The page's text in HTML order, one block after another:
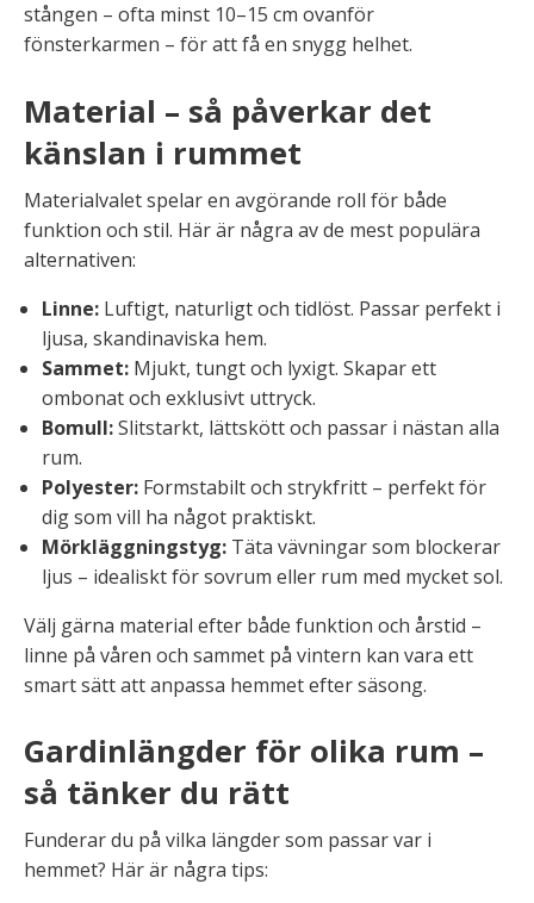
stången – ofta minst 10–15 cm ovanför
fönsterkarmen – för att få en snygg helhet.
Material – så påverkar det
känslan i rummet
Materialvalet spelar en avgörande roll för både
funktion och stil. Här är några av de mest populära
alternativen:
Linne: Luftigt, naturligt och tidlöst. Passar perfekt i
ljusa, skandinaviska hem.
Sammet: Mjukt, tungt och lyxigt. Skapar ett
ombonat och exklusivt uttryck.
Bomull:Slitstarkt, lättskött och passar i nästan alla
rum.
Polyester: Formstabilt och strykfritt – perfekt för
dig som vill ha något praktiskt.
Mörkläggningstyg: Täta vävningar som blockerar
ljus – idealiskt för sovrum eller rum med mycket sol.
Välj gärna material efter både funktion och årstid –
linne på våren och sammet på vintern kan vara ett
smart sätt att anpassa hemmet efter säsong.
Gardinlängder för olika rum –
så tänker du rätt
Funderar du på vilka längder som passar var i
hemmet? Här är några tips: